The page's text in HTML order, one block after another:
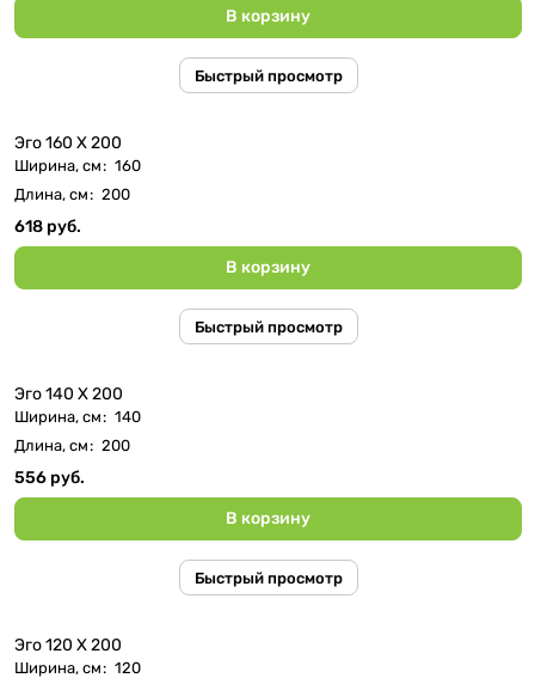
В корзину
Быстрый просмотр
Эго 160 Х 200
Ширина, см: 160
Длина, см: 200
618 руб.
В корзину
Быстрый просмотр
Эго 140 Х 200
Ширина, см: 140
Длина, см: 200
556 руб.
В корзину
Быстрый просмотр
Эго 120 Х 200
Ширина, см: 120